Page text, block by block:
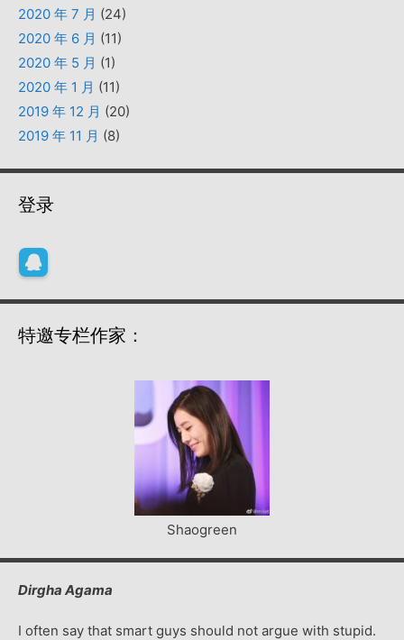
2020 年 7 月 (24)
2020 年 6 月 (11)
2020 年 5 月 (1)
2020 年 1 月 (11)
2019 年 12 月 (20)
2019 年 11 月 (8)
登录
特邀专栏作家：
Shaogreen
Dirgha Agama
I often say that smart guys should not argue with stupid.